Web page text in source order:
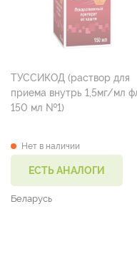
ТУССИКОД (раствор для
приема внутрь 1,5мг/мл
150 мл №1)
Нет в наличии
ЕСТЬ АНАЛОГИ
Беларусь